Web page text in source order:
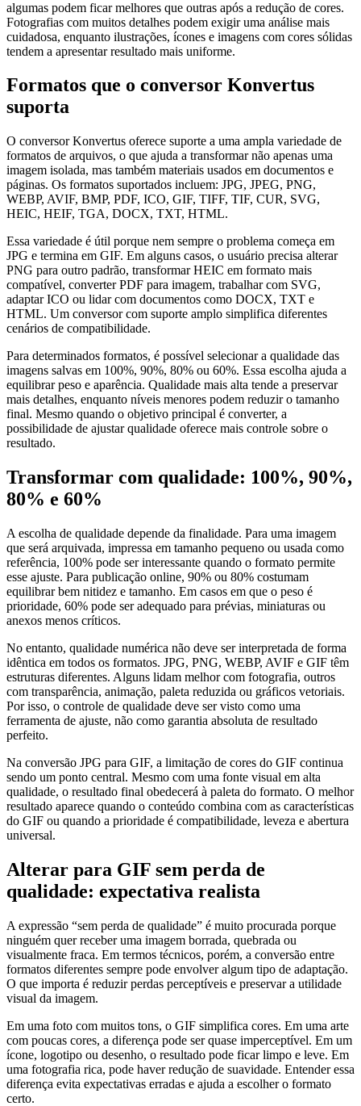
algumas podem ficar melhores que outras após a redução de cores.
Fotografias com muitos detalhes podem exigir uma análise mais
cuidadosa, enquanto ilustrações, ícones e imagens com cores sólidas
tendem a apresentar resultado mais uniforme.
Formatos que o conversor Konvertus
suporta
O conversor Konvertus oferece suporte a uma ampla variedade de
formatos de arquivos, o que ajuda a transformar não apenas uma
imagem isolada, mas também materiais usados em documentos e
páginas. Os formatos suportados incluem: JPG, JPEG, PNG,
WEBP, AVIF, BMP, PDF, ICO, GIF, TIFF, TIF, CUR, SVG,
HEIC, HEIF, TGA, DOCX, TXT, HTML.
Essa variedade é útil porque nem sempre o problema começa em
JPG e termina em GIF. Em alguns casos, o usuário precisa alterar
PNG para outro padrão, transformar HEIC em formato mais
compatível, converter PDF para imagem, trabalhar com SVG,
adaptar ICO ou lidar com documentos como DOCX, TXT e
HTML. Um conversor com suporte amplo simplifica diferentes
cenários de compatibilidade.
Para determinados formatos, é possível selecionar a qualidade das
imagens salvas em 100%, 90%, 80% ou 60%. Essa escolha ajuda a
equilibrar peso e aparência. Qualidade mais alta tende a preservar
mais detalhes, enquanto níveis menores podem reduzir o tamanho
final. Mesmo quando o objetivo principal é converter, a
possibilidade de ajustar qualidade oferece mais controle sobre o
resultado.
Transformar com qualidade: 100%, 90%,
80% e 60%
A escolha de qualidade depende da finalidade. Para uma imagem
que será arquivada, impressa em tamanho pequeno ou usada como
referência, 100% pode ser interessante quando o formato permite
esse ajuste. Para publicação online, 90% ou 80% costumam
equilibrar bem nitidez e tamanho. Em casos em que o peso é
prioridade, 60% pode ser adequado para prévias, miniaturas ou
anexos menos críticos.
No entanto, qualidade numérica não deve ser interpretada de forma
idêntica em todos os formatos. JPG, PNG, WEBP, AVIF e GIF têm
estruturas diferentes. Alguns lidam melhor com fotografia, outros
com transparência, animação, paleta reduzida ou gráficos vetoriais.
Por isso, o controle de qualidade deve ser visto como uma
ferramenta de ajuste, não como garantia absoluta de resultado
perfeito.
Na conversão JPG para GIF, a limitação de cores do GIF continua
sendo um ponto central. Mesmo com uma fonte visual em alta
qualidade, o resultado final obedecerá à paleta do formato. O melhor
resultado aparece quando o conteúdo combina com as características
do GIF ou quando a prioridade é compatibilidade, leveza e abertura
universal.
Alterar para GIF sem perda de
qualidade: expectativa realista
A expressão “sem perda de qualidade” é muito procurada porque
ninguém quer receber uma imagem borrada, quebrada ou
visualmente fraca. Em termos técnicos, porém, a conversão entre
formatos diferentes sempre pode envolver algum tipo de adaptação.
O que importa é reduzir perdas perceptíveis e preservar a utilidade
visual da imagem.
Em uma foto com muitos tons, o GIF simplifica cores. Em uma arte
com poucas cores, a diferença pode ser quase imperceptível. Em um
ícone, logotipo ou desenho, o resultado pode ficar limpo e leve. Em
uma fotografia rica, pode haver redução de suavidade. Entender essa
diferença evita expectativas erradas e ajuda a escolher o formato
certo.